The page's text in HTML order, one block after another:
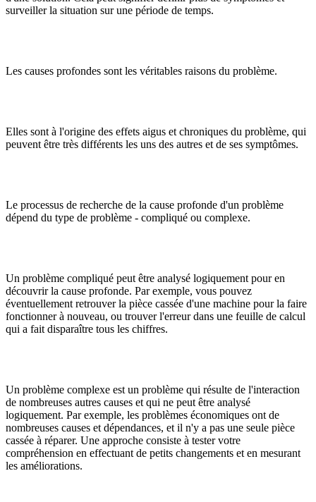
surveiller la situation sur une période de temps.
Les causes profondes sont les véritables raisons du problème.
Elles sont à l'origine des effets aigus et chroniques du problème, qui
peuvent être très différents les uns des autres et de ses symptômes.
Le processus de recherche de la cause profonde d'un problème
dépend du type de problème - compliqué ou complexe.
Un problème compliqué peut être analysé logiquement pour en
découvrir la cause profonde. Par exemple, vous pouvez
éventuellement retrouver la pièce cassée d'une machine pour la faire
fonctionner à nouveau, ou trouver l'erreur dans une feuille de calcul
qui a fait disparaître tous les chiffres.
Un problème complexe est un problème qui résulte de l'interaction
de nombreuses autres causes et qui ne peut être analysé
logiquement. Par exemple, les problèmes économiques ont de
nombreuses causes et dépendances, et il n'y a pas une seule pièce
cassée à réparer. Une approche consiste à tester votre
compréhension en effectuant de petits changements et en mesurant
les améliorations.